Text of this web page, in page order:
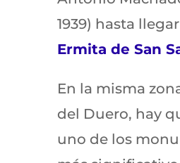
1939) hasta
Ermita de San
En la misma
del Duero, hay
uno de los